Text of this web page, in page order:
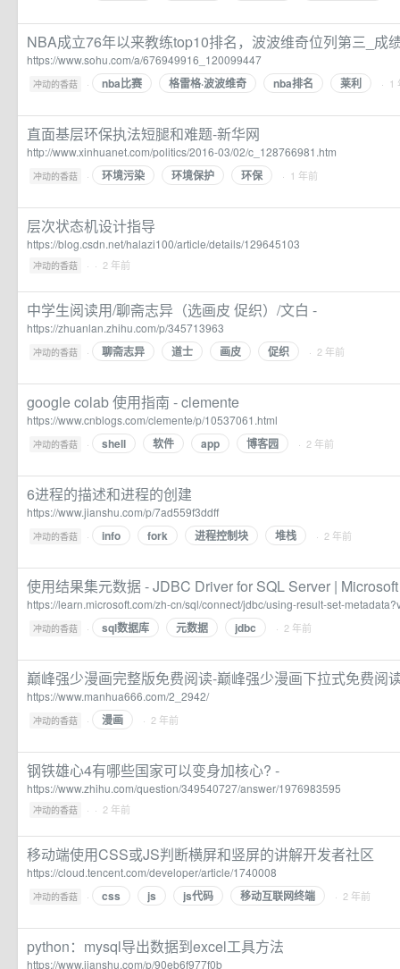
NBA成立76年以来教练top10排名，波波维奇位列第三_成
https://www.sohu.com/a/676949916_120099447
冲动的香菇 · nba比赛 格雷格·波波维奇 nba排名 莱利 · 1
直面基层环保执法短腿和难题-新华网
http://www.xinhuanet.com/politics/2016-03/02/c_128766981.htm
冲动的香菇 · 环境污染 环境保护 环保 · 1 年前
层次状态机设计指导
https://blog.csdn.net/halazi100/article/details/129645103
冲动的香菇 · · 2 年前
中学生阅读用/聊斋志异（选画皮 促织）/文白 -
https://zhuanlan.zhihu.com/p/345713963
冲动的香菇 · 聊斋志异 道士 画皮 促织 · 2 年前
google colab 使用指南 - clemente
https://www.cnblogs.com/clemente/p/10537061.html
冲动的香菇 · shell 软件 app 博客园 · 2 年前
6进程的描述和进程的创建
https://www.jianshu.com/p/7ad559f3ddff
冲动的香菇 · info fork 进程控制块 堆栈 · 2 年前
使用结果集元数据 - JDBC Driver for SQL Server |
https://learn.microsoft.com/zh-cn/sql/connect/jdbc/using-result-set-
冲动的香菇 · sql数据库 元数据 jdbc · 2 年前
巅峰强少漫画完整版免费阅读-巅峰强少漫画下拉式免费阅
https://www.manhua666.com/2_2942/
冲动的香菇 · 漫画 · 2 年前
钢铁雄心4有哪些国家可以变身加核心? -
https://www.zhihu.com/question/349540727/answer/1976983595
冲动的香菇 · · 2 年前
移动端使用CSS或JS判断横屏和竖屏的讲解开发者社区
https://cloud.tencent.com/developer/article/1740008
冲动的香菇 · css js js代码 移动互联网终端 · 2 年前
python：mysql导出数据到excel工具方法
https://www.jianshu.com/p/90eb6f977f0b